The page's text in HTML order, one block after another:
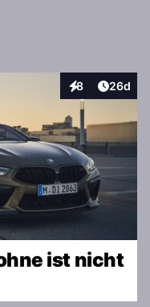
8
Interaktionen
Artikel
26d
ist nicht